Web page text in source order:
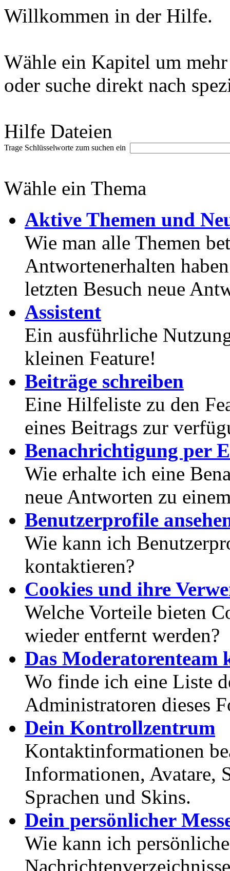
Willkommen in der Hilfe.
Wähle ein Kapitel um
oder suche direkt nach
Hilfe Dateien
Trage Schlüsselworte zum suchen ein
Wähle ein Thema
Aktive Themen und
Wie man alle Themen
Antwortenerhalten
letzten Besuch neue
Assistent
Ein ausführliche
kleinen Feature!
Beiträge schreiben
Eine Hilfeliste zu den
eines Beitrags zur
Benachrichtigung per
Wie erhalte ich eine
neue Antworten zu
Benutzerprofile
Wie kann ich
kontaktieren?
Cookies und ihre
Welche Vorteile bieten
wieder entfernt werden?
Das Moderatorenteam
Wo finde ich eine Liste
Administratoren dieses
Dein Kontrollzentrum
Kontaktinformationen
Informationen, Avatare,
Sprachen und Skins.
Dein persönlicher
Wie kann ich